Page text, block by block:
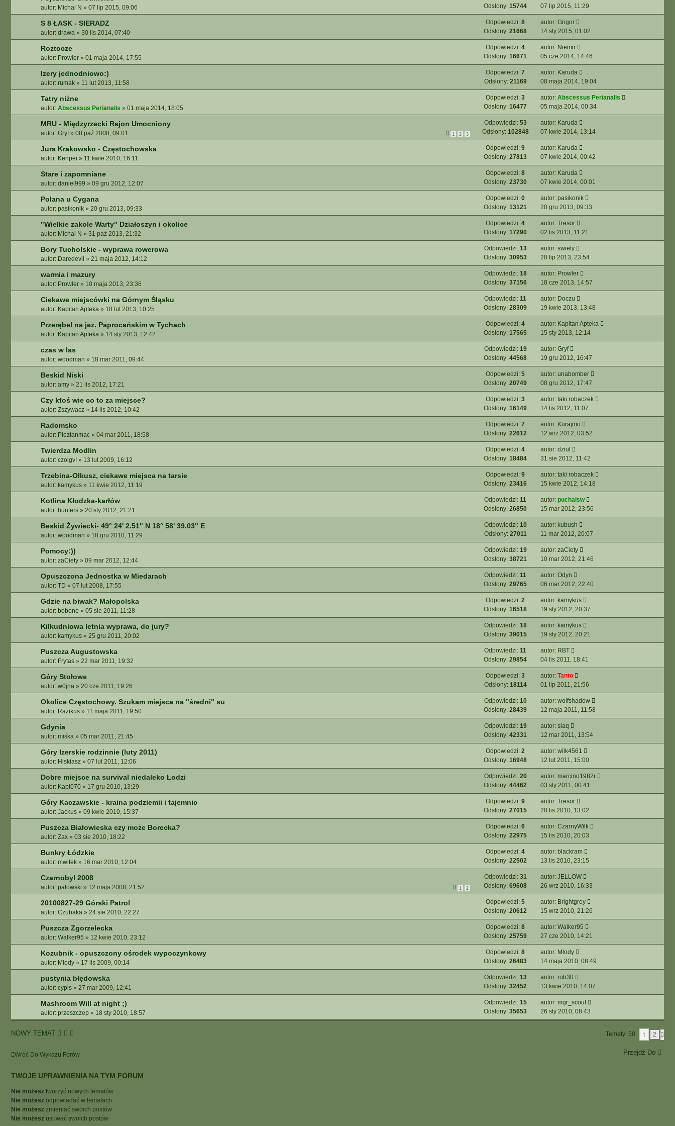
autor: Michal N » 07 lip 2015, 09:06
Odsłony: 15744
07 lip 2015, 11:29
S 8 ŁASK - SIERADZ
autor: drawa » 30 lis 2014, 07:40
Odpowiedzi: 8
Odsłony: 21668
autor: Grigor
14 sty 2015, 01:02
Roztocze
autor: Prowler » 01 maja 2014, 17:55
Odpowiedzi: 4
Odsłony: 16671
autor: Niemir
05 cze 2014, 14:46
Izery jednodniowo:)
autor: rumak » 11 lut 2013, 11:58
Odpowiedzi: 7
Odsłony: 21169
autor: Karuda
08 maja 2014, 19:04
Tatry niżne
autor: Abscessus Perianalis » 01 maja 2014, 18:05
Odpowiedzi: 3
Odsłony: 16477
autor: Abscessus Perianalis
05 maja 2014, 00:34
MRU - Międzyrzecki Rejon Umocniony
autor: Gryf» 08 paź 2008, 09:01 1 2 3
Odpowiedzi: 53
Odsłony: 102848
autor: Karuda
07 kwie 2014, 13:14
Jura Krakowsko - Częstochowska
autor: Kenpei » 11 kwie 2010, 16:11
Odpowiedzi: 9
Odsłony: 27813
autor: Karuda
07 kwie 2014, 00:42
Stare i zapomniane
autor: daniel999 » 09 gru 2012, 12:07
Odpowiedzi: 8
Odsłony: 23730
autor: Karuda
07 kwie 2014, 00:01
Polana u Cygana
autor: pasikonik » 20 gru 2013, 09:33
Odpowiedzi: 0
Odsłony: 13121
autor: pasikonik
20 gru 2013, 09:33
"Wielkie zakole Warty" Działoszyn i okolice
autor: Michal N » 31 paź 2013, 21:32
Odpowiedzi: 4
Odsłony: 17290
autor: Tresor
02 lis 2013, 11:21
Bory Tucholskie - wyprawa rowerowa
autor: Daredevil » 21 maja 2012, 14:12
Odpowiedzi: 13
Odsłony: 30953
autor: swiety
20 lip 2013, 23:54
warmia i mazury
autor: Prowler » 10 maja 2013, 23:36
Odpowiedzi: 18
Odsłony: 37156
autor: Prowler
18 cze 2013, 14:57
Ciekawe miejscówki na Górnym Śląsku
autor: Kapitan Apteka » 18 lut 2013, 10:25
Odpowiedzi: 11
Odsłony: 28309
autor: Doczu
19 kwie 2013, 13:48
Przerębel na jez. Paprocańskim w Tychach
autor: Kapitan Apteka » 14 sty 2013, 12:42
Odpowiedzi: 4
Odsłony: 17565
autor: Kapitan Apteka
15 sty 2013, 12:14
czas w las
autor: woodman » 18 mar 2011, 09:44
Odpowiedzi: 19
Odsłony: 44568
autor: Gryf
19 gru 2012, 16:47
Beskid Niski
autor: amy » 21 lis 2012, 17:21
Odpowiedzi: 5
Odsłony: 20749
autor: unabomber
08 gru 2012, 17:47
Czy ktoś wie co to za miejsce?
autor: Zszywacz » 14 lis 2012, 10:42
Odpowiedzi: 3
Odsłony: 16149
autor: taki robaczek
14 lis 2012, 11:07
Radomsko
autor: Pieztanmac » 04 mar 2011, 18:58
Odpowiedzi: 7
Odsłony: 22612
autor: Kurajmo
12 wrz 2012, 03:52
Twierdza Modlin
autor: czolgv! » 13 lut 2009, 16:12
Odpowiedzi: 4
Odsłony: 18484
autor: dziul
31 sie 2012, 11:42
Trzebina-Olkusz, ciekawe miejsca na tarsie
autor: kamykus » 11 kwie 2012, 11:19
Odpowiedzi: 9
Odsłony: 23416
autor: taki robaczek
15 kwie 2012, 14:18
Kotlina Kłodzka-karłów
autor: hunters » 20 sty 2012, 21:21
Odpowiedzi: 11
Odsłony: 26850
autor: puchalsw
15 mar 2012, 23:56
Beskid Żywiecki- 49° 24' 2.51" N 18° 58' 39.03" E
autor: woodman » 18 gru 2010, 11:29
Odpowiedzi: 10
Odsłony: 27011
autor: kubush
11 mar 2012, 20:07
Pomocy:))
autor: zaCiety » 09 mar 2012, 12:44
Odpowiedzi: 19
Odsłony: 38721
autor: zaCiety
10 mar 2012, 21:46
Opuszczona Jednostka w Miedarach
autor: TD » 07 lut 2008, 17:55
Odpowiedzi: 11
Odsłony: 29765
autor: Odyn
06 mar 2012, 22:40
Gdzie na biwak? Małopolska
autor: bobone » 05 sie 2011, 11:28
Odpowiedzi: 2
Odsłony: 16518
autor: kamykus
19 sty 2012, 20:37
Kilkudniowa letnia wyprawa, do jury?
autor: kamykus » 25 gru 2011, 20:02
Odpowiedzi: 18
Odsłony: 39015
autor: kamykus
19 sty 2012, 20:21
Puszcza Augustowska
autor: Frytas » 22 mar 2011, 19:32
Odpowiedzi: 11
Odsłony: 29854
autor: RBT
04 lis 2011, 18:41
Góry Stołowe
autor: w0jna » 20 cze 2011, 19:26
Odpowiedzi: 3
Odsłony: 18114
autor: Tanto
01 lip 2011, 21:56
Okolice Częstochowy. Szukam miejsca na "średni" su
autor: Razikus » 11 maja 2011, 19:50
Odpowiedzi: 10
Odsłony: 28439
autor: wolfshadow
12 maja 2011, 11:58
Gdynia
autor: miśka » 05 mar 2011, 21:45
Odpowiedzi: 19
Odsłony: 42331
autor: slaq
12 mar 2011, 13:54
Góry Izerskie rodzinnie (luty 2011)
autor: Hiskiasz » 07 lut 2011, 12:06
Odpowiedzi: 2
Odsłony: 16948
autor: wilk4561
12 lut 2011, 15:00
Dobre miejsce na survival niedaleko Łodzi
autor: Kapi070 » 17 gru 2010, 13:29
Odpowiedzi: 20
Odsłony: 44462
autor: marcino1982r
03 sty 2011, 00:41
Góry Kaczawskie - kraina podziemii i tajemnic
autor: Jackus » 09 kwie 2010, 15:37
Odpowiedzi: 9
Odsłony: 27015
autor: Tresor
20 lis 2010, 13:02
Puszcza Białowieska czy może Borecka?
autor: Zax » 03 sie 2010, 18:22
Odpowiedzi: 6
Odsłony: 22975
autor: CzarnyWilk
15 lis 2010, 20:03
Bunkry Łódzkie
autor: mwitek » 16 mar 2010, 12:04
Odpowiedzi: 4
Odsłony: 22502
autor: blackram
13 lis 2010, 23:15
Czarnobyl 2008
autor: palowski » 12 maja 2008, 21:52 1 2
Odpowiedzi: 31
Odsłony: 69608
autor: JELLOW
26 wrz 2010, 16:33
20100827-29 Górski Patrol
autor: Czubaka » 24 sie 2010, 22:27
Odpowiedzi: 5
Odsłony: 20612
autor: Brightgrey
15 wrz 2010, 21:26
Puszcza Zgorzelecka
autor: Walker95 » 12 kwie 2010, 23:12
Odpowiedzi: 8
Odsłony: 25759
autor: Walker95
27 cze 2010, 14:21
Kozubnik - opuszczony ośrodek wypoczynkowy
autor: Młody » 17 lis 2009, 00:14
Odpowiedzi: 8
Odsłony: 26483
autor: Młody
14 maja 2010, 08:49
pustynia błędowska
autor: cypis » 27 mar 2009, 12:41
Odpowiedzi: 13
Odsłony: 32452
autor: rob30
13 kwie 2010, 14:07
Mashroom Will at night ;)
autor: przeszczep » 18 sty 2010, 18:57
Odpowiedzi: 15
Odsłony: 35653
autor: mgr_scout
26 sty 2010, 08:43
NOWY TEMAT Tematy: 58 1 2
Wróć Do Wykazu Forów Przejdź Do
TWOJE UPRAWNIENIA NA TYM FORUM
Nie możesz tworzyć nowych tematów
Nie możesz odpowiadać w tematach
Nie możesz zmieniać swoich postów
Nie możesz usuwać swoich postów